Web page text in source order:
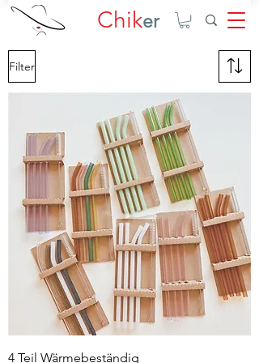
Chiker
Filter
4 Teil Wärmebeständig